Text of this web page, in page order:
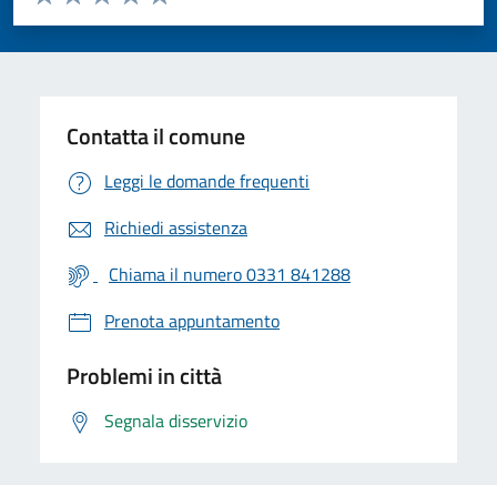
Valuta 5 stelle su 5
Valuta 4 stelle su 5
Valuta 3 stelle su 5
Valuta 2 stelle su 5
Valuta 1 stelle su 5
Contatta il comune
Leggi le domande frequenti
Richiedi assistenza
Chiama il numero 0331 841288
Prenota appuntamento
Problemi in città
Segnala disservizio